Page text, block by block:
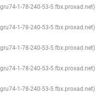
1-78-240-53-5.fbx.proxad.net)
1-78-240-53-5.fbx.proxad.net)
1-78-240-53-5.fbx.proxad.net)
1-78-240-53-5.fbx.proxad.net)
1-78-240-53-5.fbx.proxad.net)